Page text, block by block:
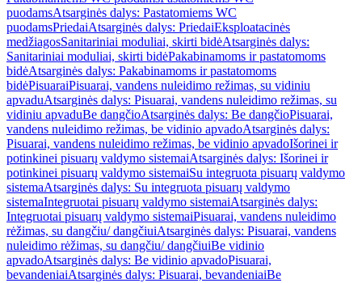
puodamsAtsarginės dalys: Pastatomiems WC
puodamsPriedaiAtsarginės dalys: PriedaiEksploatacinės
medžiagosSanitariniai moduliai, skirti bidėAtsarginės dalys:
Sanitariniai moduliai, skirti bidėPakabinamoms ir pastatomoms
bidėAtsarginės dalys: Pakabinamoms ir pastatomoms
bidėPisuaraiPisuarai, vandens nuleidimo režimas, su vidiniu
apvaduAtsarginės dalys: Pisuarai, vandens nuleidimo režimas, su
vidiniu apvaduBe dangčioAtsarginės dalys: Be dangčioPisuarai,
vandens nuleidimo režimas, be vidinio apvadoAtsarginės dalys:
Pisuarai, vandens nuleidimo režimas, be vidinio apvadoIšorinei ir
potinkinei pisuarų valdymo sistemaiAtsarginės dalys: Išorinei ir
potinkinei pisuarų valdymo sistemaiSu integruota pisuarų valdymo
sistemaAtsarginės dalys: Su integruota pisuarų valdymo
sistemaIntegruotai pisuarų valdymo sistemaiAtsarginės dalys:
Integruotai pisuarų valdymo sistemaiPisuarai, vandens nuleidimo
rėžimas, su dangčiu/ dangčiuiAtsarginės dalys: Pisuarai, vandens
nuleidimo rėžimas, su dangčiu/ dangčiuiBe vidinio
apvadoAtsarginės dalys: Be vidinio apvadoPisuarai,
bevandeniaiAtsarginės dalys: Pisuarai, bevandeniaiBe